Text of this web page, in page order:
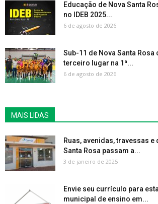
Educação de Nova Santa
no IDEB 2025...
6 de agosto de 2026
Sub-11 de Nova Santa Rosa
terceiro lugar na 1ª...
6 de agosto de 2026
MAIS LIDAS
Ruas, avenidas, travessas
Santa Rosa passam a...
3 de janeiro de 2025
Envie seu currículo para
municipal de ensino em...